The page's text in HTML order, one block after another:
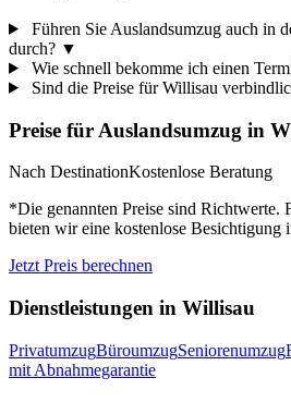
Führen Sie Auslandsumzug auch in
durch? ▼
Wie schnell bekomme ich einen
Sind die Preise für Willisau
Preise für Auslandsumzug in
Nach DestinationKostenlose Beratung
*Die genannten Preise sind Richtwerte.
bieten wir eine kostenlose Besichtigung
Jetzt Preis berechnen
Dienstleistungen in Willisau
PrivatumzugBüroumzugSeniorenumzug
mit Abnahmegarantie